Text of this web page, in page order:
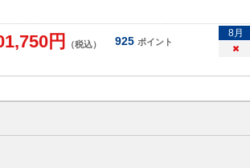
円 （税込） 925 ポイント
8月
×